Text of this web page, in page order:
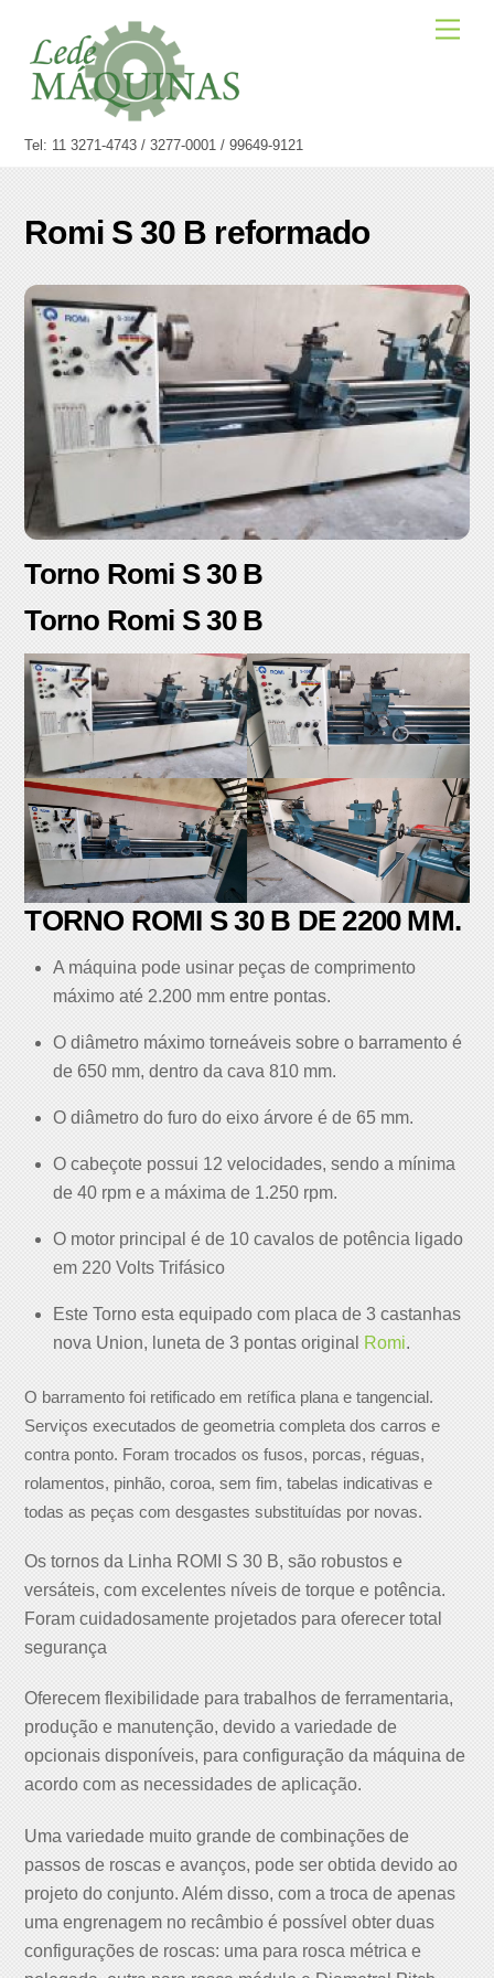
content
Tel: 11 3271-4743 / 3277-0001 / 99649-9121
Romi S 30 B reformado
Torno Romi S 30 B
Torno Romi S 30 B
TORNO ROMI S 30 B DE 2200 MM.
A máquina pode usinar peças de comprimento
máximo até 2.200 mm entre pontas.
O diâmetro máximo torneáveis sobre o barramento é
de 650 mm, dentro da cava 810 mm.
O diâmetro do furo do eixo árvore é de 65 mm.
O cabeçote possui 12 velocidades, sendo a mínima
de 40 rpm e a máxima de 1.250 rpm.
O motor principal é de 10 cavalos de potência ligado
em 220 Volts Trifásico
Este Torno esta equipado com placa de 3 castanhas
nova Union, luneta de 3 pontas original
Romi.
O barramento foi retificado em retífica plana e tangencial.
Serviços executados de geometria completa dos carros e
contra ponto. Foram trocados os fusos, porcas, réguas,
rolamentos, pinhão, coroa, sem fim, tabelas indicativas e
todas as peças com desgastes substituídas por novas.
Os tornos da Linha ROMI S 30 B, são robustos e
versáteis, com excelentes níveis de torque e potência.
Foram cuidadosamente projetados para oferecer total
segurança
Oferecem flexibilidade para trabalhos de ferramentaria,
produção e manutenção, devido a variedade de
opcionais disponíveis, para configuração da máquina de
acordo com as necessidades de aplicação.
Uma variedade muito grande de combinações de
passos de roscas e avanços, pode ser obtida devido ao
projeto do conjunto. Além disso, com a troca de apenas
uma engrenagem no recâmbio é possível obter duas
configurações de roscas: uma para rosca métrica e